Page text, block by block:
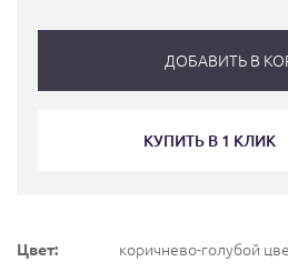
ДОБАВИТЬ В
КУПИТЬ В 1 КЛИК
Цвет:
коричнево-голубой